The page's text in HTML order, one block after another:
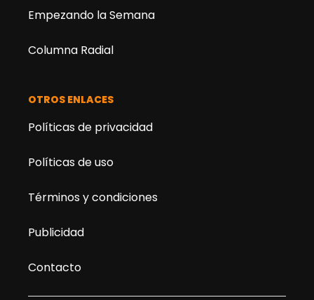
Empezando la Semana
Columna Radial
OTROS ENLACES
Políticas de privacidad
Políticas de uso
Términos y condiciones
Publicidad
Contacto